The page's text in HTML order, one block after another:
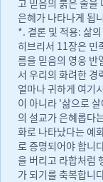
고 믿음의 붉은 줄을
은혜가 나타나게 됩
*. 결론 및 적용: 삶
히브리서 11장은 민
름을 믿음의 영웅 반
서 우리의 화려한 경
얼마나 귀하게 여기
이 아니라 '삶으로
의 설교가 은혜롭다
화로 나타났다는 예
로 증명되어야 합니
을 버리고 라합처럼
가 되기를 축복합니